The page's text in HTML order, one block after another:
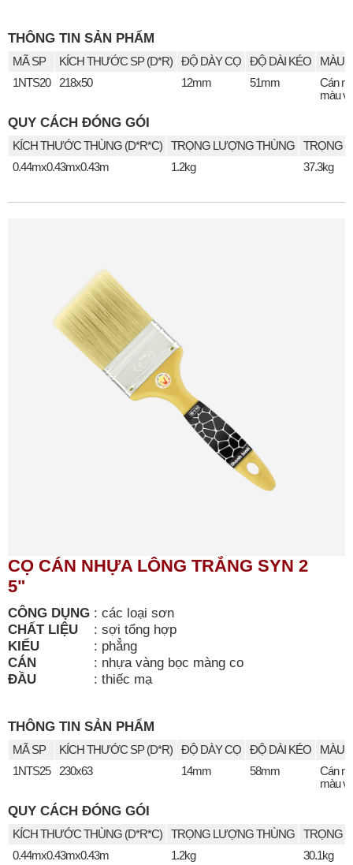
THÔNG TIN SẢN PHẨM
MÃ SP KÍCH THƯỚC SP (D*R) ĐỘ DÀY CỌ ĐỘ DÀI KÉO
MÀU
1NTS20
218x50 12mm 51mm
Cán
màu
QUY CÁCH ĐÓNG GÓI
KÍCH THƯỚC THÙNG (D*R*C) TRỌNG LƯỢNG THÙNG
TRỌNG
0.44mx0.43mx0.43m
1.2kg 37.3kg
CỌ CÁN NHỰA LÔNG TRẮNG SYN 2
5"
CÔNG DỤNG : các loại sơn
CHẤT LIỆU
: sợi tổng hợp
KIỂU
: phẳng
CÁN
: nhựa vàng bọc màng co
ĐẦU
: thiếc mạ
THÔNG TIN SẢN PHẨM
MÃ SP KÍCH THƯỚC SP (D*R) ĐỘ DÀY CỌ ĐỘ DÀI KÉO
MÀU
1NTS25
230x63 14mm 58mm
Cán
màu
QUY CÁCH ĐÓNG GÓI
KÍCH THƯỚC THÙNG (D*R*C) TRỌNG LƯỢNG THÙNG
TRỌNG
0.44mx0.43mx0.43m
1.2kg 30.1kg